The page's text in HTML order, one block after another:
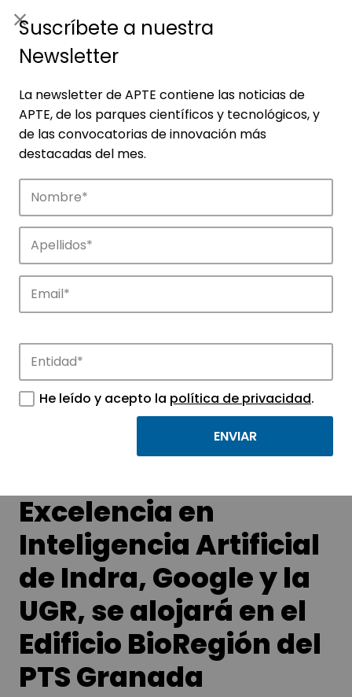
Noticias
Conoce las noticias más destacadas de
APTE y sus parques científicos y
tecnológicos.
Excelencia en
Inteligencia Artificial
de Indra, Google y la
UGR, se alojará en el
Edificio BioRegión del
PTS Granada
Suscríbete a nuestra
Newsletter
La newsletter de APTE contiene las noticias de
APTE, de los parques científicos y tecnológicos, y
de las convocatorias de innovación más
destacadas del mes.
He leído y acepto la política de privacidad.